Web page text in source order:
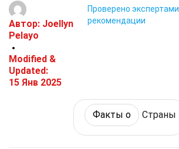
Автор: Joellyn
Pelayo
Modified &
Updated:
15 Янв 2025
Проверено экспертами
рекомендации
Факты о Страны